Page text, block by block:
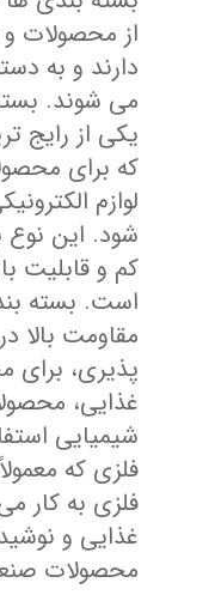
از محصولات
دارند و به
می ‌شوند.
یکی از رایج‌
که برای
لوازم
شود. این نوع
کم و قابلیت
است. بسته‌
مقاومت بالا
‌پذیری، برای
غذایی،
شیمیایی
فلزی که
فلزی به کار
غذایی و
محصولات